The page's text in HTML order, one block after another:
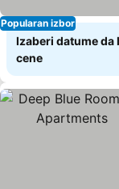
Popularan izbor
Izaberi datume da
cene